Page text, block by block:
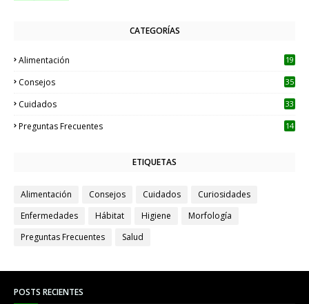
CATEGORÍAS
Alimentación 19
Consejos 35
Cuidados 33
Preguntas Frecuentes 14
ETIQUETAS
Alimentación Consejos Cuidados
Curiosidades
Enfermedades
Hábitat Higiene
Morfología
Preguntas Frecuentes
Salud
POSTS RECIENTES